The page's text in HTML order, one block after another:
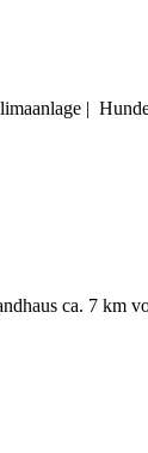
|
ca. 7 km